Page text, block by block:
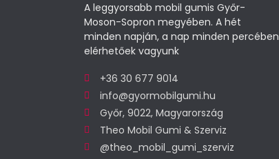
A leggyorsabb mobil gumis Győr-
Moson-Sopron megyében. A hét
minden napján, a nap minden percében
elérhetőek vagyunk
+36 30 677 9014
info@gyormobilgumi.hu
Győr, 9022, Magyarország
Theo Mobil Gumi & Szerviz
@theo_mobil_gumi_szerviz